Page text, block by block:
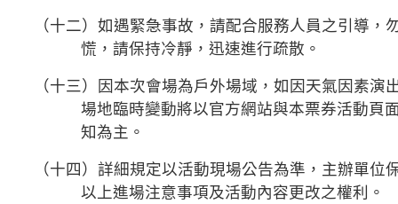
（十二）如遇緊急事故，請配合服務人員之引導，
慌，請保持冷靜，迅速進行疏散。
（十三）因本次會場為戶外場域，如因天氣因素演
場地臨時變動將以官方網站與本票券活動頁
知為主。
（十四）詳細規定以活動現場公告為準，主辦單位
以上進場注意事項及活動內容更改之權利。